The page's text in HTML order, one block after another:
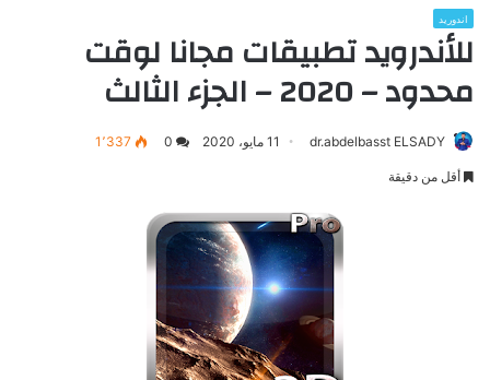
اندوريد
للأندرويد تطبيقات مجانا لوقت
محدود – 2020 – الجزء الثالث
dr.abdelbasst ELSADY 11 مايو، 2020 0 1٬337
أقل من دقيقة